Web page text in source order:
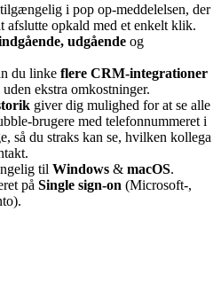
tilgængelig i pop op-meddelelsen, der
afslutte opkald med et enkelt klik.
udgående og
du linke flere CRM-integrationer
ekstra omkostninger.
giver dig mulighed for at se alle
brugere med telefonnummeret i
så du straks kan se, hvilken kollega
til Windows & macOS.
på Single sign-on (Microsoft-,